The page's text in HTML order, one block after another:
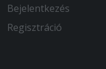
Bejelentkezés
Regisztráció